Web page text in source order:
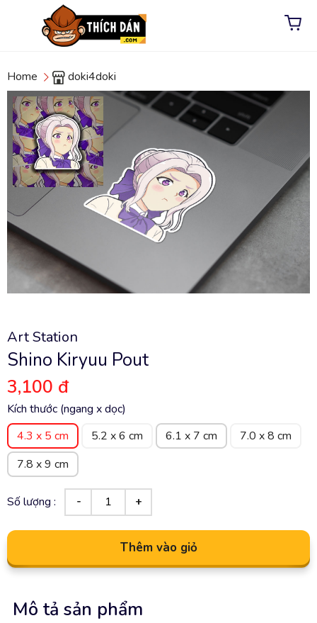
Home doki4doki
Art Station
Shino Kiryuu Pout
3,100 đ
Kích thước (ngang x dọc)
4.3 x 5 cm
5.2 x 6 cm 6.1 x 7 cm
7.0 x 8 cm
7.8 x 9 cm
Số lượng :
Thêm vào giỏ
Mô tả sản phẩm